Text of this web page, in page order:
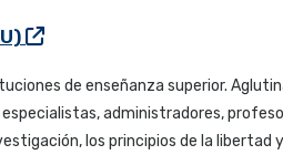
de enseñanza superior.
administradores,
los principios de la